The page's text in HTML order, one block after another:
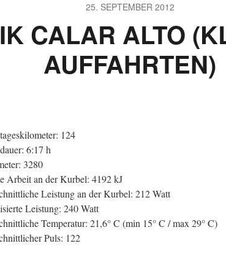
25. SEPTEMBER 2012
CALAR ALTO
AUFFAHRTEN)
124
6:17 h
3280
Arbeit an der Kurbel: 4192 kJ
Leistung an der Kurbel: 212 Watt
Leistung: 240 Watt
Temperatur: 21,6° C (min 15° C / max 29° C)
Puls: 122